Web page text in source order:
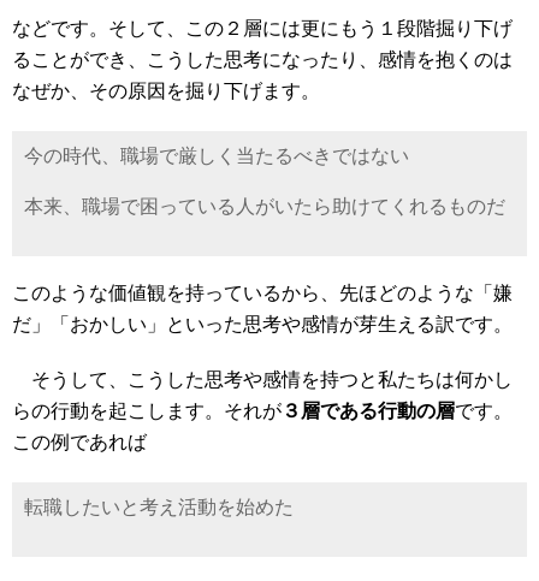
などです。そして、この２層には更にもう１段階掘り下げ
ることができ、こうした思考になったり、感情を抱くのは
なぜか、その原因を掘り下げます。
今の時代、職場で厳しく当たるべきではない
本来、職場で困っている人がいたら助けてくれるものだ
このような価値観を持っているから、先ほどのような「嫌
だ」「おかしい」といった思考や感情が芽生える訳です。
そうして、こうした思考や感情を持つと私たちは何かし
らの行動を起こします。それが ３層である行動の層です。
この例であれば
転職したいと考え活動を始めた